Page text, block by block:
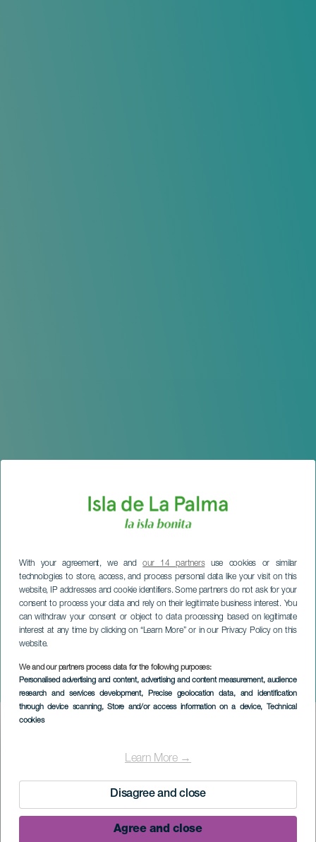
With your agreement, we andour 14 partnersuse cookies or similar
technologies to store, access, and process personal data like your visit on this
website, IP addresses and cookie identifiers. Some partners do not ask for your
consent to process your data and rely on their legitimate business interest. You
can withdraw your consent or object to data processing based on legitimate
interest at any time by clicking on “Learn More” or in our Privacy Policy on this
website.
We and our partners process data for the following purposes:
Personalised advertising and content, advertising and content measurement, audience
research and services development, Precise geolocation data, and identification
through device scanning, Store and/or access information on a device, Technical
cookies
Learn More →
Disagree and close
Agree and close
Salemeran juhlat
LA PALMA
Imagen